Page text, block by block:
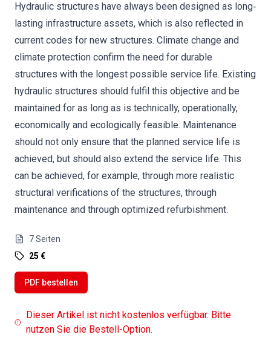
Hydraulic structures have always been designed as long‐
lasting infrastructure assets, which is also reflected in
current codes for new structures. Climate change and
climate protection confirm the need for durable
structures with the longest possible service life. Existing
hydraulic structures should fulfil this objective and be
maintained for as long as is technically, operationally,
economically and ecologically feasible. Maintenance
should not only ensure that the planned service life is
achieved, but should also extend the service life. This
can be achieved, for example, through more realistic
structural verifications of the structures, through
maintenance and through optimized refurbishment.
7Seiten
25 €
PDF bestellen
Dieser Artikel ist nicht kostenlos verfügbar. Bitte
nutzen Sie die Bestell-Option.